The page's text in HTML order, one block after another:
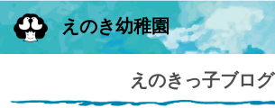
えのき幼稚園
えのきっ子ブログ